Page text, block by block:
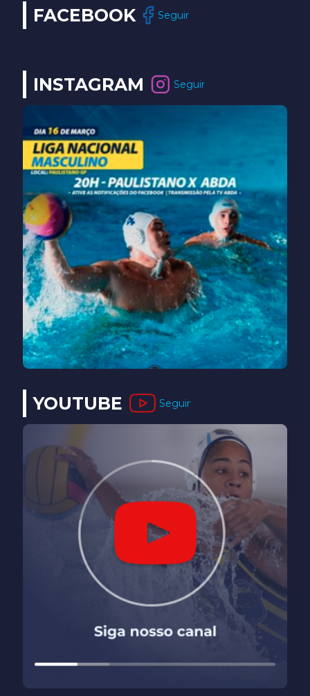
FACEBOOK Seguir
INSTAGRAM Seguir
YOUTUBE Seguir